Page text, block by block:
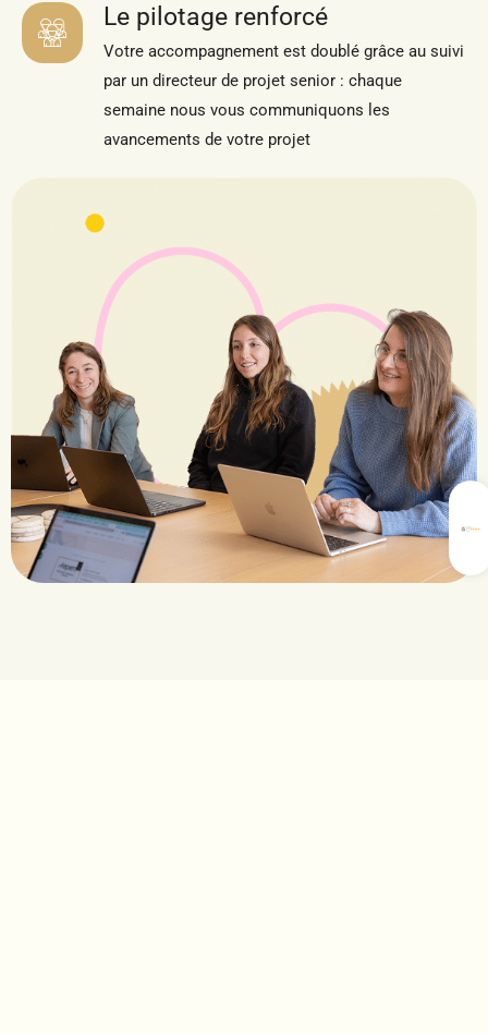
Le pilotage renforcé
Votre accompagnement est doublé grâce au suivi
par un directeur de projet senior : chaque
semaine nous vous communiquons les
avancements de votre projet